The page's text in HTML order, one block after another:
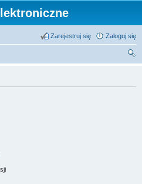
Zaloguj się
Zarejestruj się